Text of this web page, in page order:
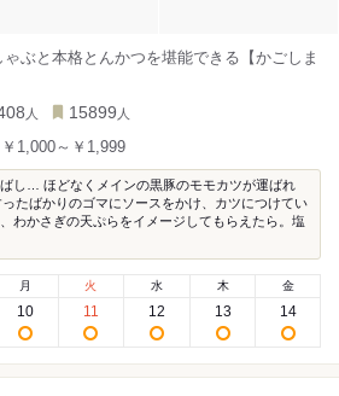
ぶと本格とんかつを堪能できる【かごしま
人 15899 人
￥1,000～￥1,999
ばし… ほどなくメインの黒豚のモモカツが運ばれ
たばかりのゴマにソースをかけ、カツにつけてい
わかさぎの天ぷらをイメージしてもらえたら。塩
月
10
火
11
水
12
木
13
金
14